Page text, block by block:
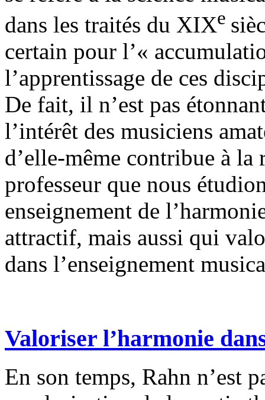
dans les traités du XIXe
certain pour l’«
l’apprentissage de ces
De fait, il n’est pas
l’intérêt des musiciens
d’elle-même contribue à
professeur que nous
enseignement de
attractif, mais aussi qui
dans l’enseignement
Valoriser l’harmonie
En son temps, Rahn n’est